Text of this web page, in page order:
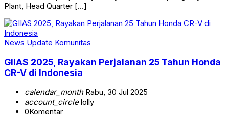
Plant, Head Quarter […]
News Update Komunitas
GIIAS 2025, Rayakan Perjalanan 25 Tahun Honda
CR-V di Indonesia
calendar_monthRabu, 30 Jul 2025
account_circlelolly
0Komentar